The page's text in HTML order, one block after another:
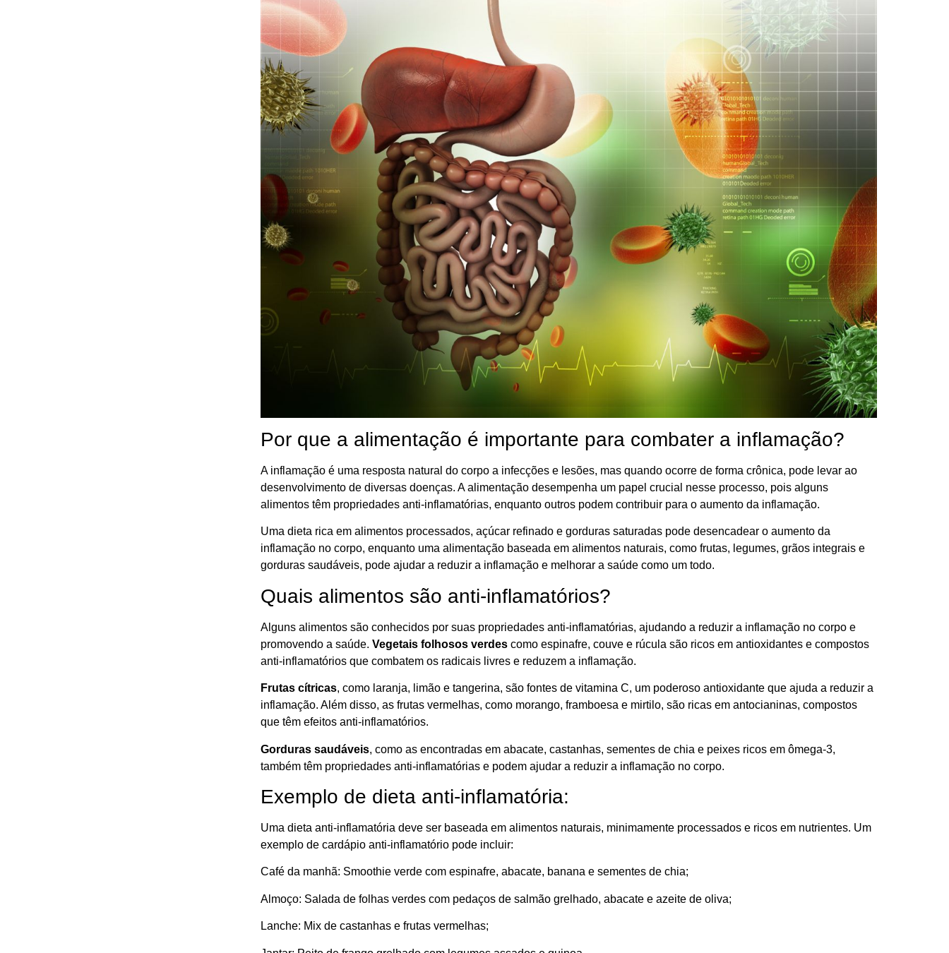
Por que a alimentação é importante para combater a inflamação?
A inflamação é uma resposta natural do corpo a infecções e lesões, mas quando ocorre de forma crônica, pode levar ao
desenvolvimento de diversas doenças. A alimentação desempenha um papel crucial nesse processo, pois alguns
alimentos têm propriedades anti-inflamatórias, enquanto outros podem contribuir para o aumento da inflamação.
Uma dieta rica em alimentos processados, açúcar refinado e gorduras saturadas pode desencadear o aumento da
inflamação no corpo, enquanto uma alimentação baseada em alimentos naturais, como frutas, legumes, grãos integrais e
gorduras saudáveis, pode ajudar a reduzir a inflamação e melhorar a saúde como um todo.
Quais alimentos são anti-inflamatórios?
Alguns alimentos são conhecidos por suas propriedades anti-inflamatórias, ajudando a reduzir a inflamação no corpo e
promovendo a saúde. Vegetais folhosos verdescomo espinafre, couve e rúcula são ricos em antioxidantes e compostos
anti-inflamatórios que combatem os radicais livres e reduzem a inflamação.
Frutas cítricas, como laranja, limão e tangerina, são fontes de vitamina C, um poderoso antioxidante que ajuda a reduzir a
inflamação. Além disso, as frutas vermelhas, como morango, framboesa e mirtilo, são ricas em antocianinas, compostos
que têm efeitos anti-inflamatórios.
Gorduras saudáveis, como as encontradas em abacate, castanhas, sementes de chia e peixes ricos em ômega-3,
também têm propriedades anti-inflamatórias e podem ajudar a reduzir a inflamação no corpo.
Exemplo de dieta anti-inflamatória:
Uma dieta anti-inflamatória deve ser baseada em alimentos naturais, minimamente processados e ricos em nutrientes. Um
exemplo de cardápio anti-inflamatório pode incluir:
Café da manhã: Smoothie verde com espinafre, abacate, banana e sementes de chia;
Almoço: Salada de folhas verdes com pedaços de salmão grelhado, abacate e azeite de oliva;
Lanche: Mix de castanhas e frutas vermelhas;